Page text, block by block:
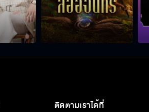
ติดตามเราได้ที่